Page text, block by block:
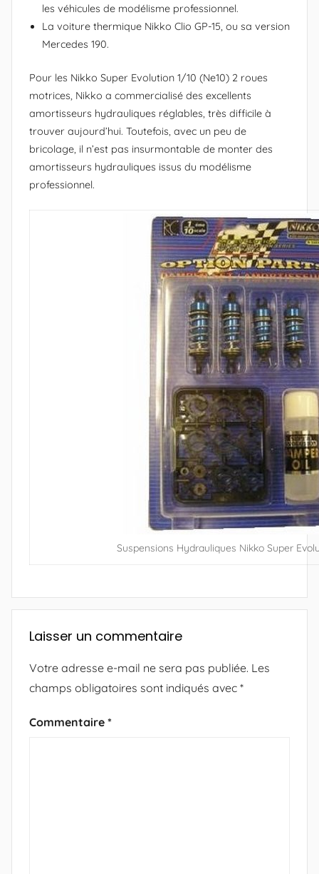
les véhicules de modélisme professionnel.
La voiture thermique Nikko Clio GP-15, ou sa version
Mercedes 190.
Pour les Nikko Super Evolution 1/10 (Ne10) 2 roues
motrices, Nikko a commercialisé des excellents
amortisseurs hydrauliques réglables, très difficile à
trouver aujourd’hui. Toutefois, avec un peu de
bricolage, il n’est pas insurmontable de monter des
amortisseurs hydrauliques issus du modélisme
professionnel.
Suspensions Hydrauliques Nikko Super
Laisser un commentaire
Votre adresse e-mail ne sera pas publiée. Les
champs obligatoires sont indiqués avec *
Commentaire *